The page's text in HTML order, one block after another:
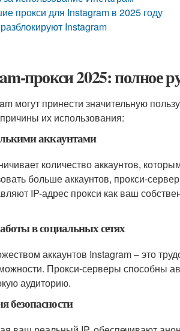
прокси для Instagram в 2025 году
Instagram
прокси 2025: полное
могут принести значительную
их использования:
аккаунтами
количество аккаунтов,
больше аккаунтов, прокси-
IP-адрес прокси как ваш
в социальных сетях
аккаунтов Instagram – это
Прокси-серверы способны
аудиторию.